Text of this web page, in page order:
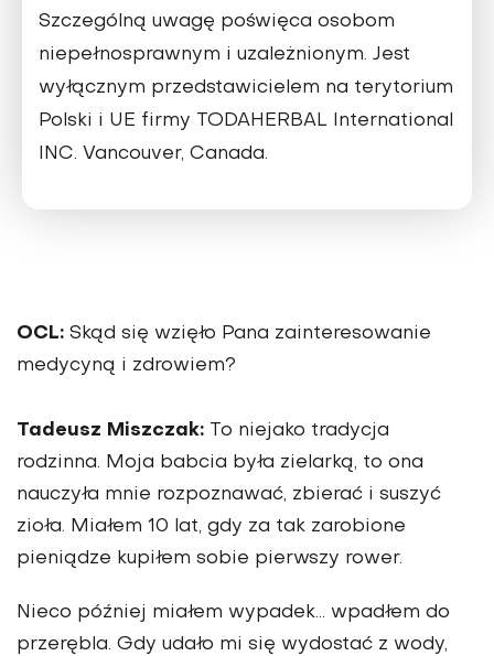
Szczególną uwagę poświęca osobom
niepełnosprawnym i uzależnio­nym. Jest
wyłącznym przedstawicielem na terytorium
Polski i UE firmy TODAHER­BAL International
INC. Vancouver, Canada.
OCL: Skąd się wzięło Pana zaintere­sowanie
medycyną i zdrowiem?
Tadeusz Miszczak: To niejako tradycja
rodzinna. Moja babcia była zielar­ką, to ona
nauczyła mnie rozpozna­wać, zbierać i suszyć
zioła. Miałem 10 lat, gdy za tak zarobione
pieniądze kupiłem sobie pierwszy rower.
Nieco później miałem wypadek… wpadłem do
przerębla. Gdy udało mi się wydostać z wody,